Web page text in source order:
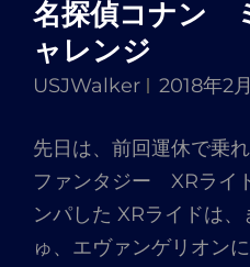
名探偵コナン
ャレンジ
USJWalker 2018年2
先日は、前回運休で乗
ファンタジー XRライ
ンパした XRライドは
ゅ、エヴァンゲリオン